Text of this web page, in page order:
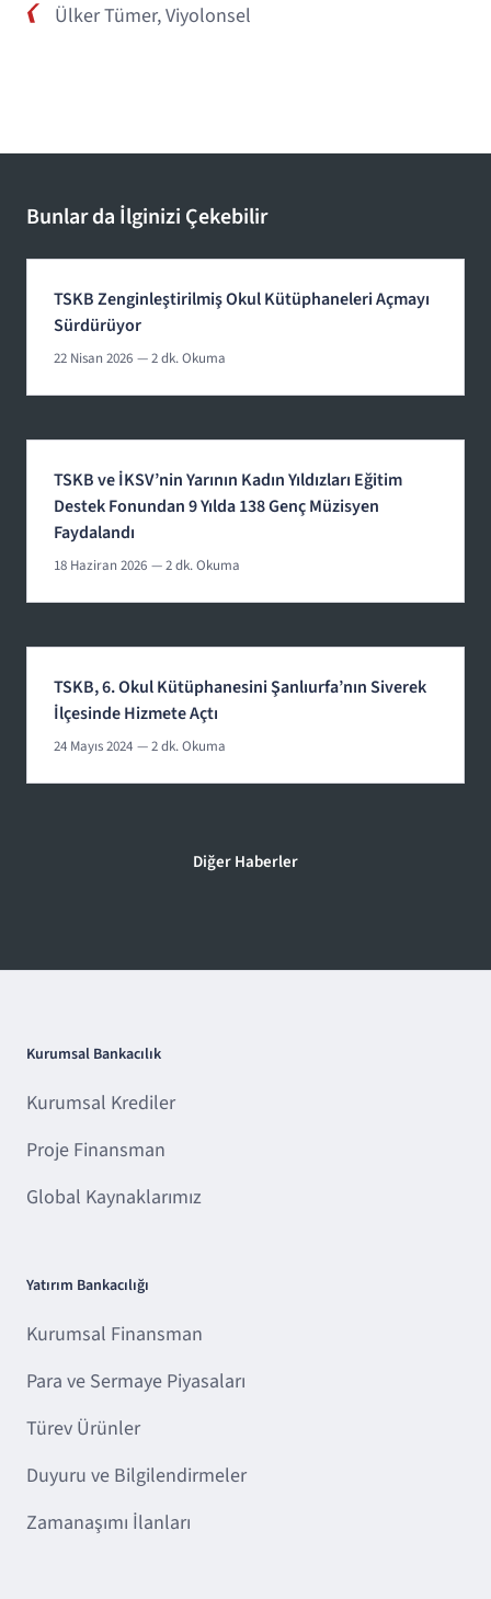
Ülker Tümer, Viyolonsel
Bunlar da İlginizi Çekebilir
TSKB Zenginleştirilmiş Okul Kütüphaneleri Açmayı
Sürdürüyor
22 Nisan 2026 — 2 dk. Okuma
TSKB ve İKSV’nin Yarının Kadın Yıldızları Eğitim
Destek Fonundan 9 Yılda 138 Genç Müzisyen
Faydalandı
18 Haziran 2026 — 2 dk. Okuma
TSKB, 6. Okul Kütüphanesini Şanlıurfa’nın Siverek
İlçesinde Hizmete Açtı
24 Mayıs 2024 — 2 dk. Okuma
Diğer Haberler
Kurumsal Bankacılık
Kurumsal Krediler
Proje Finansman
Global Kaynaklarımız
Yatırım Bankacılığı
Kurumsal Finansman
Para ve Sermaye Piyasaları
Türev Ürünler
Duyuru ve Bilgilendirmeler
Zamanaşımı İlanları